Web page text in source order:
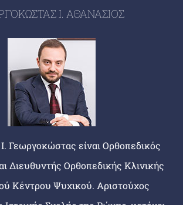
Ι. ΑΘΑΝΑΣΙΟΣ
Γεωργοκώστας είναι Ορθοπεδικός
Διευθυντής Ορθοπεδικής Κλινικής
Κέντρου Ψυχικού. Αριστούχος